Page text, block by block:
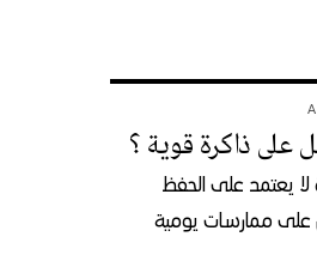
ذاكرة قوية ؟
لا يعتمد على الحفظ
على ممارسات يومية